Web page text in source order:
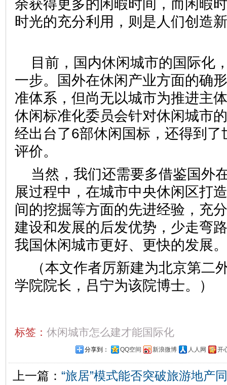
余获得更多的闲暇时间，而闲暇
时光的充分利用，则是人们创造
目前，国内休闲城市的国际化
一步。国外在休闲产业方面的确
准体系，但尚无以城市为推进主
休闲标准化委员会针对休闲城市
经出台了6部休闲国标，还得到
评价。
当然，我们还需要多借鉴国外
展过程中，在城市中央休闲区打
间的挖掘等方面的先进经验，充
建设和发展的后发优势，少走弯
我国休闲城市更好、更快的
（本文作者厉新建为北京第二
学院院长，吕宁为该院博士。）
标签： 休闲城市怎么建才能国际化
分享到： QQ空间 新浪微博 人人网 开
上一篇： “旅居”模式能否突破旅游地产